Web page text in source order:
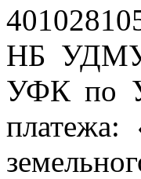
НБ
УФК по
платежа: